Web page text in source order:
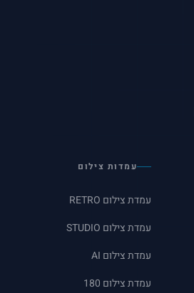
עמדות צילום
עמדת צילום RETRO
עמדת צילום STUDIO
עמדת צילום AI
עמדת צילום 180